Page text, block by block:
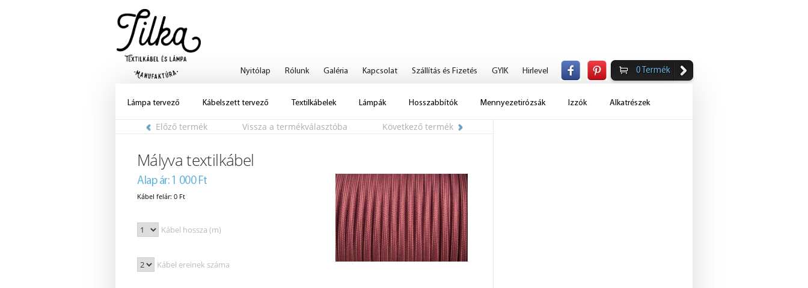
Nyitólap Rólunk Galéria Kapcsolat Szállítás és Fizetés GYIK Hirlevel 0 Termék
Lámpa tervező Kábelszett tervező Textilkábelek Lámpák Hosszabbítók Mennyezetirózsák Izzók Alkatrészek
Előző termék Vissza a termékválasztóba Következő termék
Mályva textilkábel
Alap ár: 1 000 Ft
Kábel felár: 0 Ft
Kábel hossza (m)
Kábel ereinek száma